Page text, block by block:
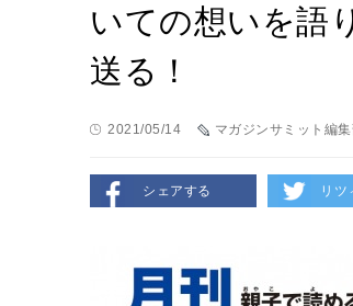
いての想いを語
送る！
2021/05/14 マガジンサミット編
シェアする リツ